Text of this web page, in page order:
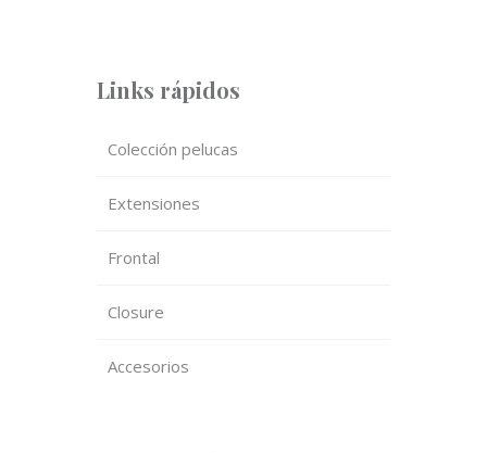
Links rápidos
Colección pelucas
Extensiones
Frontal
Closure
Accesorios